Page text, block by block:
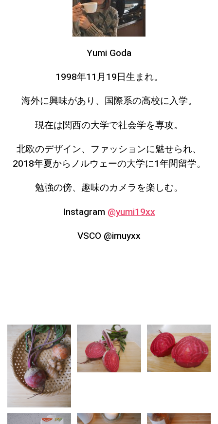
Yumi Goda
1998年11月19日生まれ。
海外に興味があり、国際系の高校に入学。
現在は関西の大学で社会学を専攻。
北欧のデザイン、ファッションに魅せられ、
2018年夏からノルウェーの大学に1年間留学。
勉強の傍、趣味のカメラを楽しむ。
Instagram @yumi19xx
VSCO @imuyxx